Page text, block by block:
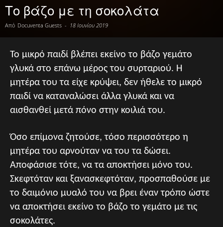
Το βάζο με τη σοκολάτα
Από Docuventa Guests - 18 Ιουνίου 2019
Το μικρό παιδί βλέπει εκείνο το βάζο γεμάτο
γλυκά στο επάνω μέρος του συρταριού. Η
μητέρα του τα είχε κρύψει, δεν ήθελε το μικρό
παιδί να καταναλώσει άλλα γλυκά και να
αισθανθεί μετά πόνο στην κοιλιά του.
Όσο επίμονα ζητούσε, τόσο περισσότερο η
μητέρα του αρνούταν να του τα δώσει.
Αποφάσισε τότε, να τα αποκτήσει μόνο του.
Σκεφτόταν και ξανασκεφτόταν, προσπαθούσε με
το δαιμόνιο μυαλό του να βρει έναν τρόπο ώστε
να αποκτήσει εκείνο το βάζο το γεμάτο με τις
σοκολάτες.